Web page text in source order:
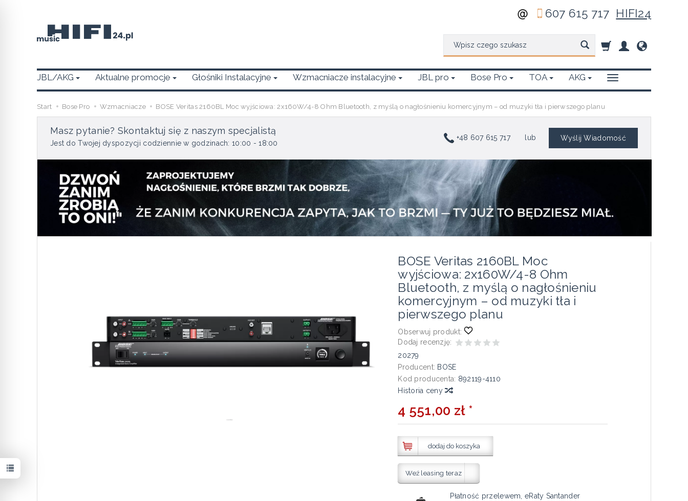
607 615 717 HIFI24
JBL/AKG Aktualne promocje Głośniki Instalacyjne Wzmacniacze instalacyjne JBL pro Bose Pro TOA AKG
Start Bose Pro Wzmacniacze BOSE Veritas 2160BL Moc wyjściowa: 2x160W/4-8 Ohm Bluetooth, z myślą o nagłośnieniu komercyjnym – od muzyki tła i pierwszego planu
Masz pytanie? Skontaktuj się z naszym specjalistą
Jest do Twojej dyspozycji codziennie w godzinach: 10:00 - 18:00
+48 607 615 717 lub Wyślij Wiadomość
BOSE Veritas 2160BL Moc
wyjściowa: 2x160W/4-8 Ohm
Bluetooth, z myślą o nagłośnieniu
komercyjnym – od muzyki tła i
pierwszego planu
Obserwuj produkt:
Dodaj recenzję:
20279
Producent: BOSE
Kod producenta: 892119-4110
Historia ceny
4 551,00 zł *
dodaj do koszyka
Weź leasing teraz
Płatność przelewem, eRaty Santander